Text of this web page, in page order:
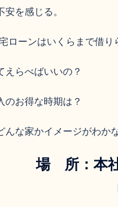
を感じる。
ローンはいくらまで借り
らべばいいの？
お得な時期は？
な家かイメージがわかな
場 所：本